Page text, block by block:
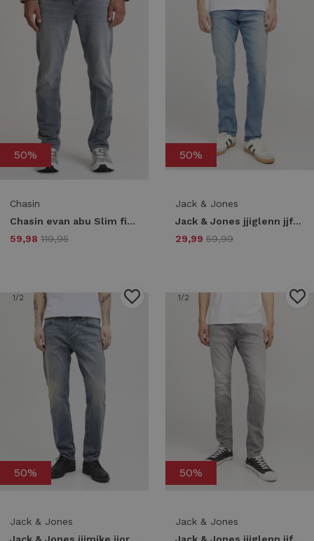
50%
Chasin
Chasin evan abu Slim fit d80 - grey denim
59,98 119,95
50%
Jack & Jones
Jack & Jones jjiglenn jjfox am 496 noos Slim fit blue denim
29,99 59,99
1/2
50%
Jack & Jones
1/2
50%
Jack & Jones